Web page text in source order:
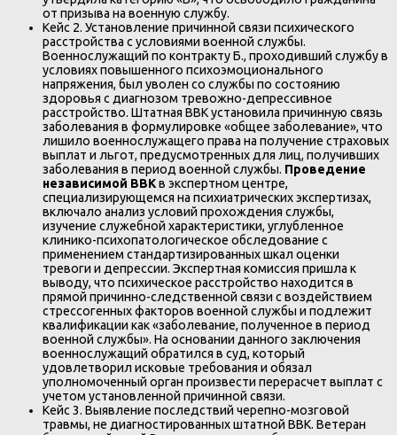
от призыва на военную службу.
Кейс 2. Установление причинной связи психического
расстройства с условиями военной службы.
Военнослужащий по контракту Б., проходивший службу в
условиях повышенного психоэмоционального
напряжения, был уволен со службы по состоянию
здоровья с диагнозом тревожно-депрессивное
расстройство. Штатная ВВК установила причинную связь
заболевания в формулировке «общее заболевание», что
лишило военнослужащего права на получение страховых
выплат и льгот, предусмотренных для лиц, получивших
заболевания в период военной службы. Проведение
независимой ВВКв экспертном центре,
специализирующемся на психиатрических экспертизах,
включало анализ условий прохождения службы,
изучение служебной характеристики, углубленное
клинико-психопатологическое обследование с
применением стандартизированных шкал оценки
тревоги и депрессии. Экспертная комиссия пришла к
выводу, что психическое расстройство находится в
прямой причинно-следственной связи с воздействием
стрессогенных факторов военной службы и подлежит
квалификации как «заболевание, полученное в период
военной службы». На основании данного заключения
военнослужащий обратился в суд, который
удовлетворил исковые требования и обязал
уполномоченный орган произвести перерасчет выплат с
учетом установленной причинной связи.
Кейс 3. Выявление последствий черепно-мозговой
травмы, не диагностированных штатной ВВК. Ветеран